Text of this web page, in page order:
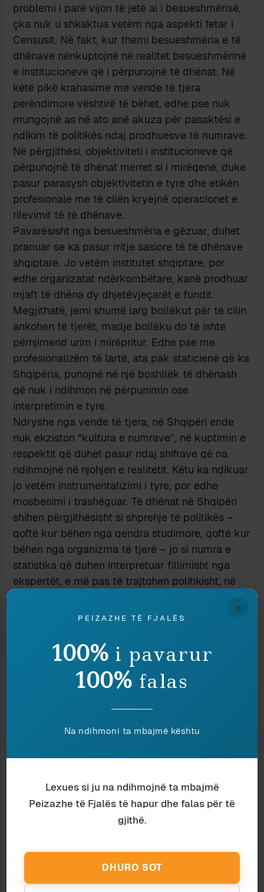
problemi i parë vijon të jetë ai i besueshmërisë,
çka nuk u shkaktua vetëm nga aspekti fetar i
Censusit. Në fakt, kur themi besueshmëria e të
dhënave nënkuptojnë në realitet besueshmërinë
e institucioneve që i përpunojnë të dhënat. Në
këtë pikë krahasime me vende të tjera
perëndimore vështirë të bëhet, edhe pse nuk
mungojnë as në ato anë akuza për pasaktësi e
ndikim të politikës ndaj prodhuesve të numrave.
Në përgjithësi, objektiviteti i institucioneve që
përpunojnë të dhënat merret si i mirëqenë, duke
pasur parasysh objektivitetin e tyre dhe etikën
profesionale me të cilën kryejnë operacionet e
rilevimit të të dhënave.
Pavarësisht nga besueshmëria e gëzuar, duhet
pranuar se ka pasur rritje sasiore të të dhënave
shqiptare. Jo vetëm institutet shqiptare, por
edhe organizatat ndërkombëtare, kanë prodhuar
mjaft të dhëna dy dhjetëvjeçarët e fundit.
Megjithatë, jemi shumë larg bollëkut për të cilin
ankohen të tjerët, madje bollëku do të ishte
përnjimend urim i mirëpritur. Edhe pse me
profesionalizëm të lartë, ata pak staticienë që ka
Shqipëria, punojnë në një boshllëk të dhënash
që nuk i ndihmon në përpunimin ose
interpretimin e tyre.
Ndryshe nga vende të tjera, në Shqipëri ende
nuk ekziston “kultura e numrave”, në kuptimin e
respektit që duhet pasur ndaj shifrave që na
ndihmojnë në njohjen e realitetit. Këtu ka ndikuar
jo vetëm instrumentalizimi i tyre, por edhe
mosbesimi i trashëguar. Të dhënat në Shqipëri
shihen përgjithësisht si shprehje të politikës –
qoftë kur bëhen nga qendra studimore, qoftë kur
bëhen nga organizma të tjerë – jo si numra e
statistika që duhen interpretuar fillimisht nga
ekspertët, e më pas të trajtohen politikisht, në
politika të caktuara. Në vende të tjera, vështirë
dhënash, ndërkohë që në vendin tonë kjo
bëhet në mënyrë periodike.
Nuk mungon gjithsesi në Shqipëri botimi i të
dhënave nga mediat, madje shpeshherë në faqe
e në plan të parë, duke emfatizuar shifrën e
rastit. Por kjo ndodh shpeshherë me
tema thelbësore për shoqërinë shqiptare. Në
kyçen në revista të specializuara, harrohen
nëpër rafte bibliotekash, ku mbulohen
gradualisht nga pluhuri i harresës. Në këtë
qëllim në vetvete. Në qoftë se sondazhi i fundit
politik krijon polemika partiake, kjo është e
kuptueshme, sikurse janë të kuptueshme
×
PEIZAZHE TË FJALËS
100% i pavarur
100% falas
Na ndihmoni ta mbajmë kështu
Lexues si ju na ndihmojnë ta mbajmë
Peizazhe të Fjalës të hapur dhe falas për të
gjithë.
DHURO SOT